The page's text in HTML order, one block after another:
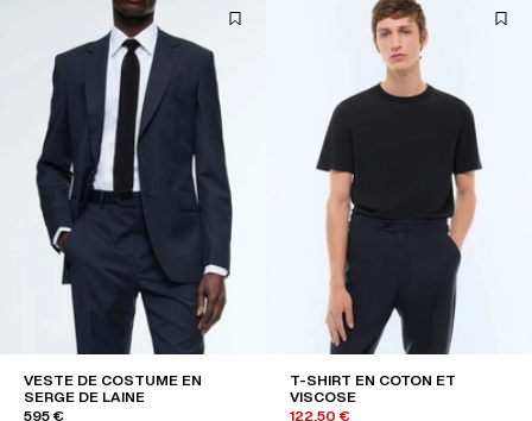
VESTE DE COSTUME EN
SERGE DE LAINE
595 €
T-SHIRT EN COTON ET
VISCOSE
122,50 €